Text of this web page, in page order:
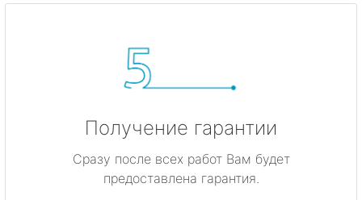
Получение гарантии
Сразу после всех работ Вам будет
предоставлена гарантия.